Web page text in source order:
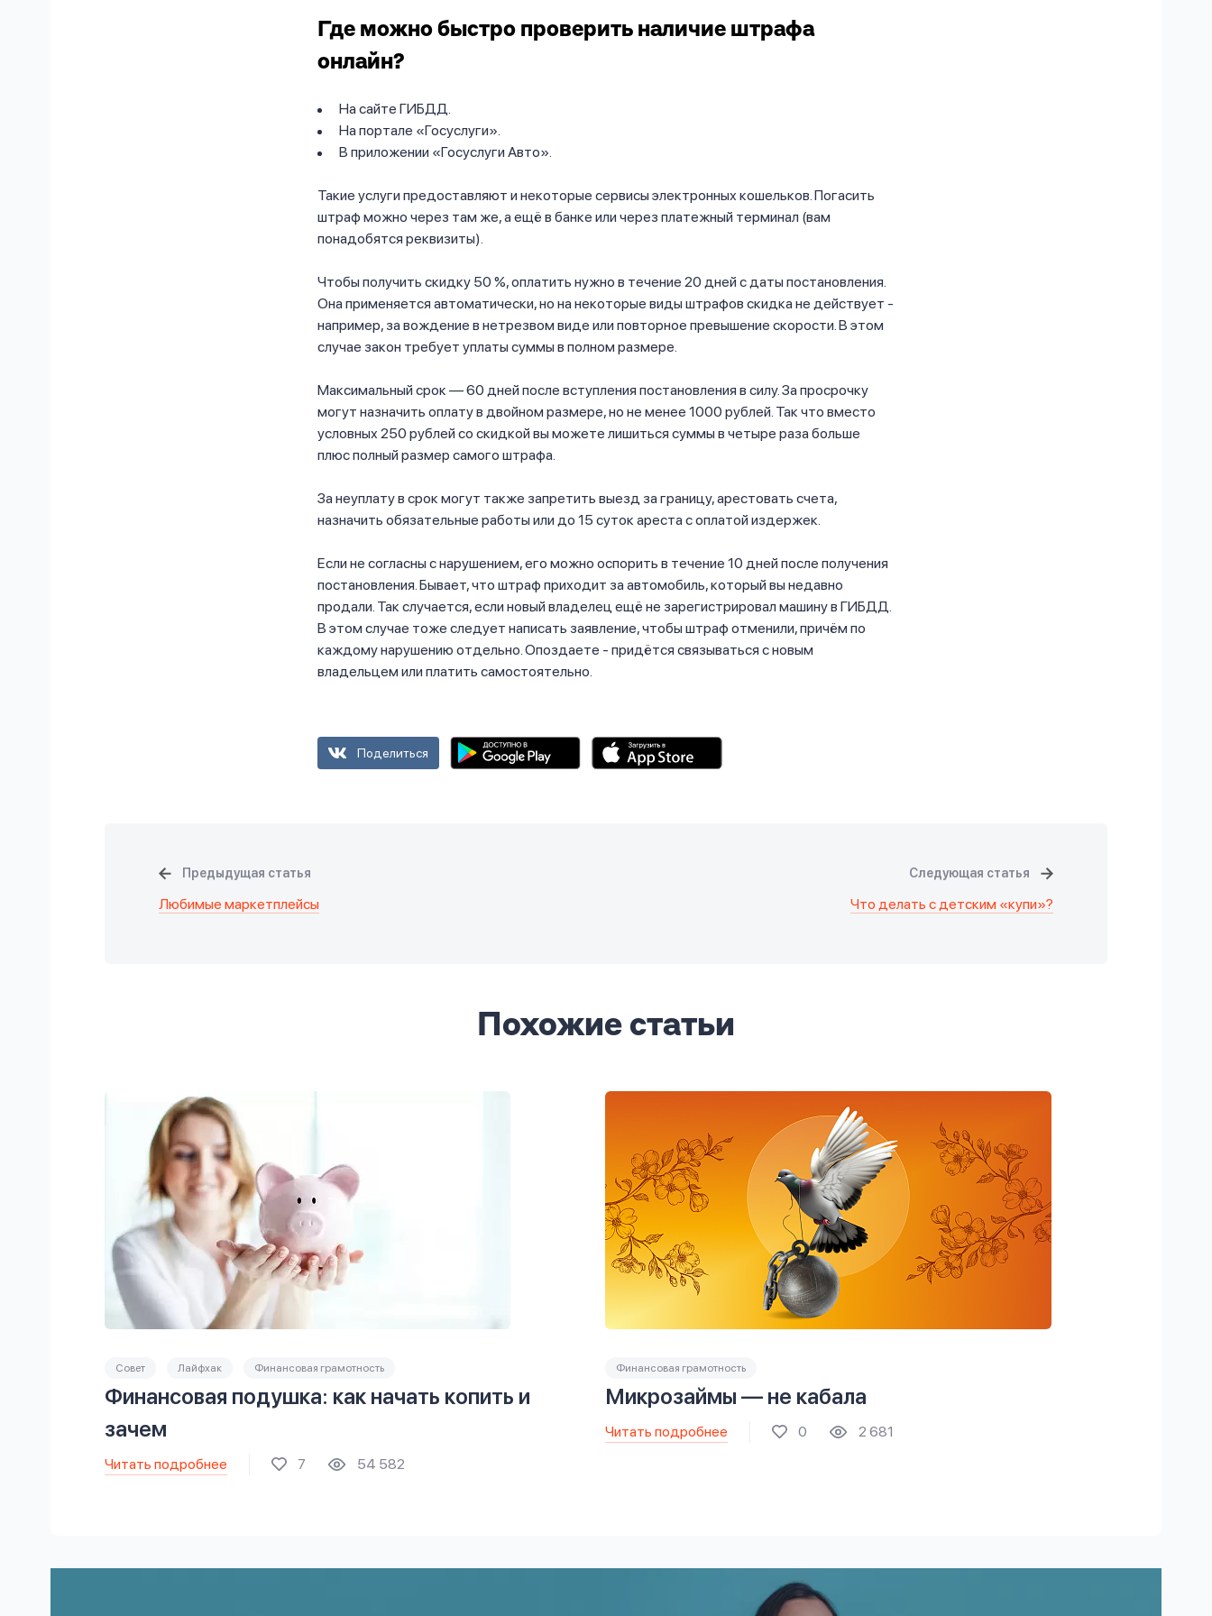
Где можно быстро проверить наличие штрафа
онлайн?
На сайте ГИБДД.
На портале «Госуслуги».
В приложении «Госуслуги Авто».
Такие услуги предоставляют и некоторые сервисы электронных кошельков. Погасить
штраф можно через там же, а ещё в банке или через платежный терминал (вам
понадобятся реквизиты).
Чтобы получить скидку 50 %, оплатить нужно в течение 20 дней с даты постановления.
Она применяется автоматически, но на некоторые виды штрафов скидка не действует -
например, за вождение в нетрезвом виде или повторное превышение скорости. В этом
случае закон требует уплаты суммы в полном размере.
Максимальный срок — 60 дней после вступления постановления в силу. За просрочку
могут назначить оплату в двойном размере, но не менее 1000 рублей. Так что вместо
условных 250 рублей со скидкой вы можете лишиться суммы в четыре раза больше
плюс полный размер самого штрафа.
За неуплату в срок могут также запретить выезд за границу, арестовать счета,
назначить обязательные работы или до 15 суток ареста с оплатой издержек.
Если не согласны с нарушением, его можно оспорить в течение 10 дней после получения
постановления. Бывает, что штраф приходит за автомобиль, который вы недавно
продали. Так случается, если новый владелец ещё не зарегистрировал машину в ГИБДД.
В этом случае тоже следует написать заявление, чтобы штраф отменили, причём по
каждому нарушению отдельно. Опоздаете - придётся связываться с новым
владельцем или платить самостоятельно.
Поделиться
Предыдущая статья
Любимые маркетплейсы
Следующая статья
Что делать с детским «купи»?
Похожие статьи
Совет Лайфхак Финансовая грамотность
Финансовая подушка: как начать копить и
зачем
Читать подробнее 7 54 582
Финансовая грамотность
Микрозаймы — не кабала
Читать подробнее 0 2 681